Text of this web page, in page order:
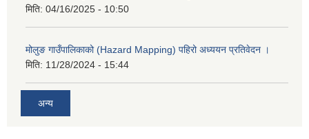
मिति: 04/16/2025 - 10:50
मोलुङ गाउँपालिकाको (Hazard Mapping) पहिरो अध्ययन प्रतिवेदन ।
मिति: 11/28/2024 - 15:44
अन्य